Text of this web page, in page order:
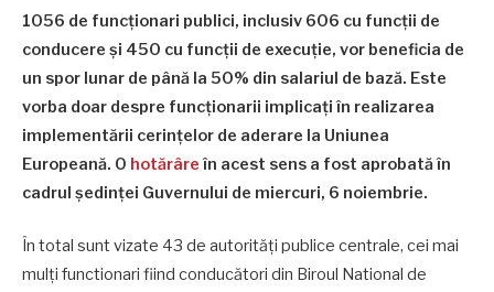
1056 de funcționari publici, inclusiv 606 cu funcții de
conducere și 450 cu funcții de execuție, vor beneficia de
un spor lunar de până la 50% din salariul de bază. Este
vorba doar despre funcționarii implicați în realizarea
implementării cerințelor de aderare la Uniunea
Europeană. O hotărâreîn acest sens a fost aprobată în
cadrul ședinței Guvernului de miercuri, 6 noiembrie.
În total sunt vizate 43 de autorități publice centrale, cei mai
mulți functionari fiind conducători din Biroul National de